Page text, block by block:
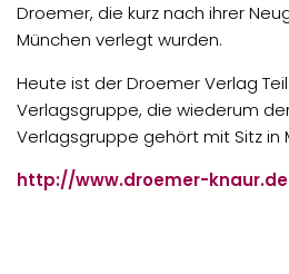
Droemer, die kurz nach ihrer
München verlegt wurden.
Heute ist der Droemer Verlag
Verlagsgruppe, die wiederum
Verlagsgruppe gehört mit Sitz in
http://www.droemer-knaur.de